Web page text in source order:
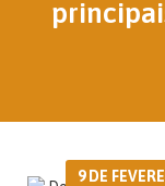
9 DE